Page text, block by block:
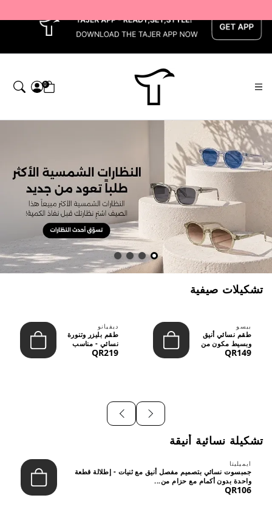
0
تاجر — Home page default h1 desc
تشكيلات صيفية
بيسو
طقم نسائي أنيق
وبسيط مكون من
قطعتين - تصميم
QR149
ديفيانو
طقم بليزر وتنورة
نسائي - مناسب
للعمل الرسمي
QR219
تشكيلة نسائية أنيقة
ايميليتا
جمبسوت نسائي بتصميم مفصل أنيق مع ثنيات - إطلالة قطعة
واحدة بدون أكمام مع حزام من...
QR106